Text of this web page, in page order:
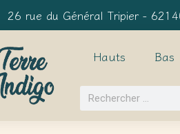
26 rue du Général Tripier -
Hauts Bas